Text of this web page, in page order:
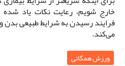
خارج شویم، رعایت نکات یاد شده
فرایند رسیدن به شرایط طبیعی بدن
می‌کند.
ورزش همگانی